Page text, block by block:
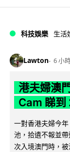
科技娛樂 生活
Lawton 6 小
港夫婦澳
Cam 睇到
一對香港夫婦今
池，拾遺不報並
次入境澳門時，